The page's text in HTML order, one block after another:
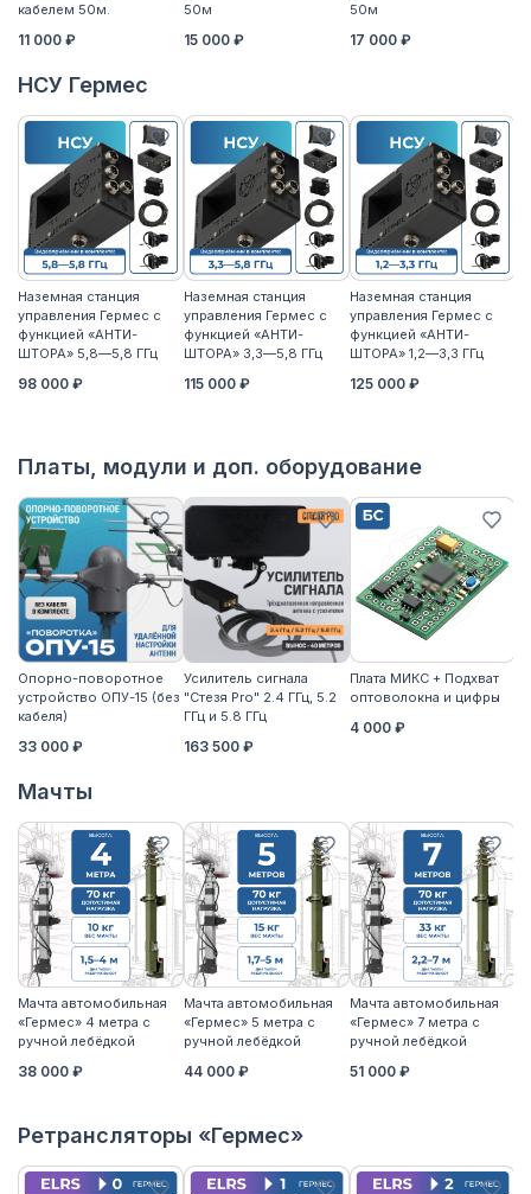
кабелем 50м.
11 000 ₽
50м
15 000 ₽
50м
17 000 ₽
НСУ Гермес
Наземная станция
управления Гермес с
функцией «АНТИ-
ШТОРА» 5,8—5,8 ГГц
98 000 ₽
Наземная станция
управления Гермес с
функцией «АНТИ-
ШТОРА» 3,3—5,8 ГГц
115 000 ₽
Наземная станция
управления Гермес с
функцией «АНТИ-
ШТОРА» 1,2—3,3 ГГц
125 000 ₽
Платы, модули и доп. оборудование
Опорно-поворотное
устройство ОПУ-15 (без
кабеля)
33 000 ₽
Усилитель сигнала
"Стезя Pro" 2.4 ГГц, 5.2
ГГц и 5.8 ГГц
163 500 ₽
Плата МИКС + Подхват
оптоволокна и цифры
4 000 ₽
Мачты
Мачта автомобильная
«Гермес» 4 метра с
ручной лебёдкой
38 000 ₽
Мачта автомобильная
«Гермес» 5 метра с
ручной лебёдкой
44 000 ₽
Мачта автомобильная
«Гермес» 7 метра с
ручной лебёдкой
51 000 ₽
Ретрансляторы «Гермес»